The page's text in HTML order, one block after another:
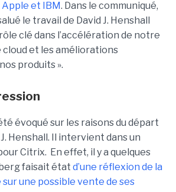
et IBM. Dans le communiqué,
le travail de David J. Henshall
clé dans l’accélération de notre
et les améliorations
produits ».
évoqué sur les raisons du départ
Henshall. Il intervient dans un
Citrix. En effet, il y a quelques
faisait état d’une réflexion de la
une possible vente de ses